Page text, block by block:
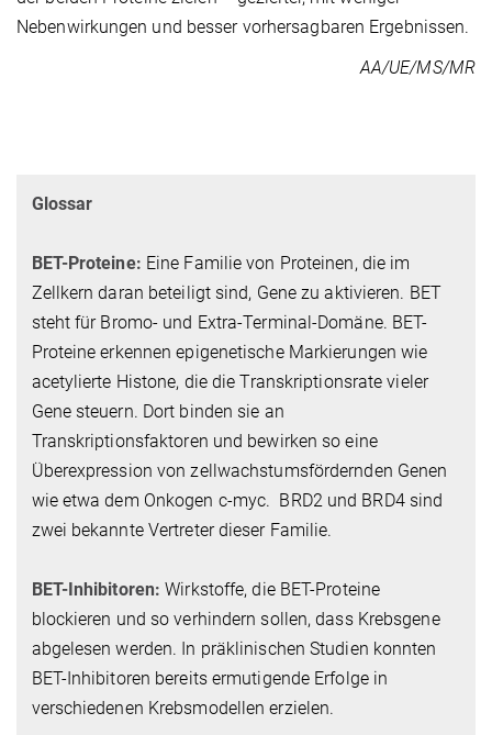
Nebenwirkungen und besser vorhersagbaren Ergebnissen.
AA/UE/MS/MR
Glossar
BET-Proteine: Eine Familie von Proteinen, die im
Zellkern daran beteiligt sind, Gene zu aktivieren. BET
steht für Bromo- und Extra-Terminal-Domäne. BET-
Proteine erkennen epigenetische Markierungen wie
acetylierte Histone, die die Transkriptionsrate vieler
Gene steuern. Dort binden sie an
Transkriptionsfaktoren und bewirken so eine
Überexpression von zellwachstumsfördernden Genen
wie etwa dem Onkogen c-myc. BRD2 und BRD4 sind
zwei bekannte Vertreter dieser Familie.
BET-Inhibitoren: Wirkstoffe, die BET-Proteine
blockieren und so verhindern sollen, dass Krebsgene
abgelesen werden. In präklinischen Studien konnten
BET-Inhibitoren bereits ermutigende Erfolge in
verschiedenen Krebsmodellen erzielen.